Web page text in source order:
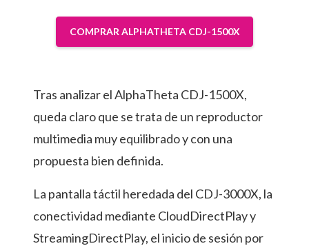
COMPRAR ALPHATHETA CDJ-1500X
Tras analizar el AlphaTheta CDJ-1500X,
queda claro que se trata de un reproductor
multimedia muy equilibrado y con una
propuesta bien definida.
La pantalla táctil heredada del CDJ-3000X, la
conectividad mediante CloudDirectPlay y
StreamingDirectPlay, el inicio de sesión por